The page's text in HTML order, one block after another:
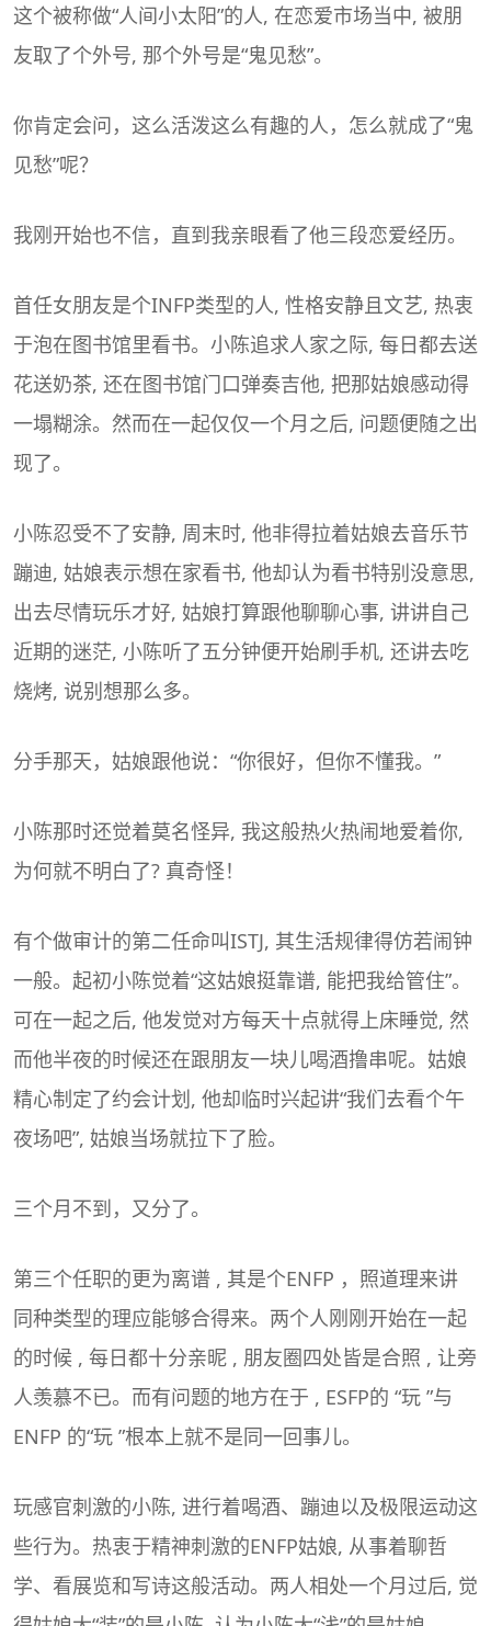
这个被称做“人间小太阳”的人, 在恋爱市场当中, 被朋
友取了个外号, 那个外号是“鬼见愁”。
你肯定会问，这么活泼这么有趣的人，怎么就成了“鬼
见愁”呢？
我刚开始也不信，直到我亲眼看了他三段恋爱经历。
首任女朋友是个INFP类型的人, 性格安静且文艺, 热衷
于泡在图书馆里看书。小陈追求人家之际, 每日都去送
花送奶茶, 还在图书馆门口弹奏吉他, 把那姑娘感动得
一塌糊涂。然而在一起仅仅一个月之后, 问题便随之出
现了。
小陈忍受不了安静, 周末时, 他非得拉着姑娘去音乐节
蹦迪, 姑娘表示想在家看书, 他却认为看书特别没意思,
出去尽情玩乐才好, 姑娘打算跟他聊聊心事, 讲讲自己
近期的迷茫, 小陈听了五分钟便开始刷手机, 还讲去吃
烧烤, 说别想那么多。
分手那天，姑娘跟他说：“你很好，但你不懂我。”
小陈那时还觉着莫名怪异, 我这般热火热闹地爱着你,
为何就不明白了? 真奇怪！
有个做审计的第二任命叫ISTJ, 其生活规律得仿若闹钟
一般。起初小陈觉着“这姑娘挺靠谱, 能把我给管住”。
可在一起之后, 他发觉对方每天十点就得上床睡觉, 然
而他半夜的时候还在跟朋友一块儿喝酒撸串呢。姑娘
精心制定了约会计划, 他却临时兴起讲“我们去看个午
夜场吧”, 姑娘当场就拉下了脸。
三个月不到，又分了。
第三个任职的更为离谱 , 其是个ENFP ，照道理来讲
同种类型的理应能够合得来。两个人刚刚开始在一起
的时候 , 每日都十分亲昵 , 朋友圈四处皆是合照 , 让旁
人羡慕不已。而有问题的地方在于 , ESFP的 “玩 ”与
ENFP 的“玩 ”根本上就不是同一回事儿。
玩感官刺激的小陈, 进行着喝酒、蹦迪以及极限运动这
些行为。热衷于精神刺激的ENFP姑娘, 从事着聊哲
学、看展览和写诗这般活动。两人相处一个月过后, 觉